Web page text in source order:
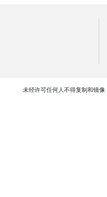
未经许可任何人不得复制和镜